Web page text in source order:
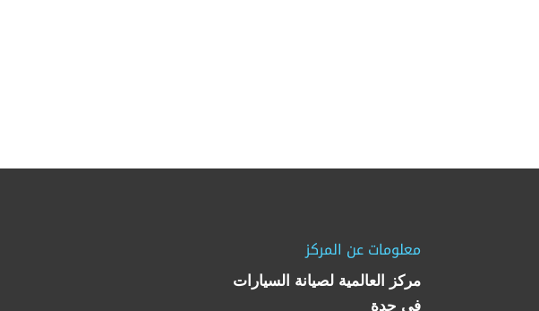
معلومات عن المركز
مركز العالمية لصيانة السيارات
في جدة